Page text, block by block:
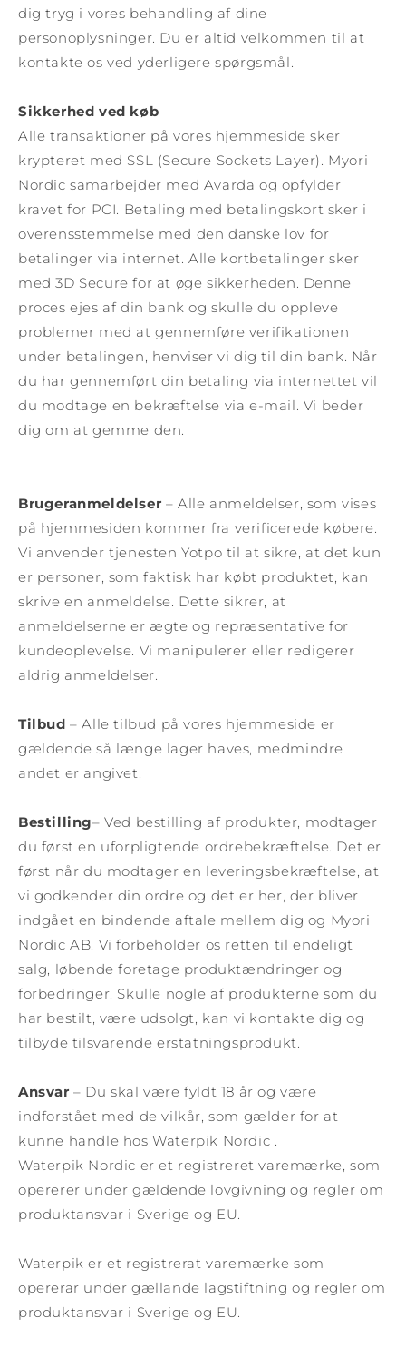
dig tryg i vores behandling af dine
personoplysninger. Du er altid velkommen til at
kontakte os ved yderligere spørgsmål.
Sikkerhed ved køb
Alle transaktioner på vores hjemmeside sker
krypteret med SSL (Secure Sockets Layer). Myori
Nordic samarbejder med Avarda og opfylder
kravet for PCI. Betaling med betalingskort sker i
overensstemmelse med den danske lov for
betalinger via internet. Alle kortbetalinger sker
med 3D Secure for at øge sikkerheden. Denne
proces ejes af din bank og skulle du oppleve
problemer med at gennemføre verifikationen
under betalingen, henviser vi dig til din bank. Når
du har gennemført din betaling via internettet vil
du modtage en bekræftelse via e-mail. Vi beder
dig om at gemme den.
Brugeranmeldelser – Alle anmeldelser, som vises
på hjemmesiden kommer fra verificerede købere.
Vi anvender tjenesten Yotpo til at sikre, at det kun
er personer, som faktisk har købt produktet, kan
skrive en anmeldelse. Dette sikrer, at
anmeldelserne er ægte og repræsentative for
kundeoplevelse. Vi manipulerer eller redigerer
aldrig anmeldelser.
Tilbud – Alle tilbud på vores hjemmeside er
gældende så længe lager haves, medmindre
andet er angivet.
Bestilling– Ved bestilling af produkter, modtager
du først en uforpligtende ordrebekræftelse. Det er
først når du modtager en leveringsbekræftelse, at
vi godkender din ordre og det er her, der bliver
indgået en bindende aftale mellem dig og Myori
Nordic AB. Vi forbeholder os retten til endeligt
salg, løbende foretage produktændringer og
forbedringer. Skulle nogle af produkterne som du
har bestilt, være udsolgt, kan vi kontakte dig og
tilbyde tilsvarende erstatningsprodukt.
Ansvar – Du skal være fyldt 18 år og være
indforstået med de vilkår, som gælder for at
kunne handle hos Waterpik Nordic .
Waterpik Nordic er et registreret varemærke, som
opererer under gældende lovgivning og regler om
produktansvar i Sverige og EU.
Waterpik er et registrerat varemærke som
opererar under gællande lagstiftning og regler om
produktansvar i Sverige og EU.